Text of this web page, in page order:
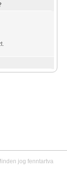
jog fenntartva